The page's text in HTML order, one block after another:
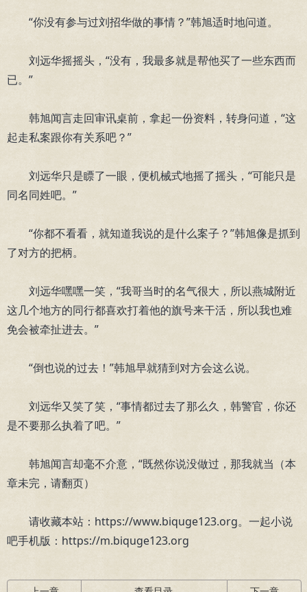
“你没有参与过刘招华做的事情？”韩旭适时地问道。
刘远华摇摇头，“没有，我最多就是帮他买了一些东西而
已。”
韩旭闻言走回审讯桌前，拿起一份资料，转身问道，“这
起走私案跟你有关系吧？”
刘远华只是瞟了一眼，便机械式地摇了摇头，“可能只是
同名同姓吧。”
“你都不看看，就知道我说的是什么案子？”韩旭像是抓到
了对方的把柄。
刘远华嘿嘿一笑，“我哥当时的名气很大，所以燕城附近
这几个地方的同行都喜欢打着他的旗号来干活，所以我也难
免会被牵扯进去。”
“倒也说的过去！”韩旭早就猜到对方会这么说。
刘远华又笑了笑，“事情都过去了那么久，韩警官，你还
是不要那么执着了吧。”
韩旭闻言却毫不介意，“既然你说没做过，那我就当（本
章未完，请翻页）
请收藏本站：https://www.biquge123.org。一起小说
吧手机版：https://m.biquge123.org